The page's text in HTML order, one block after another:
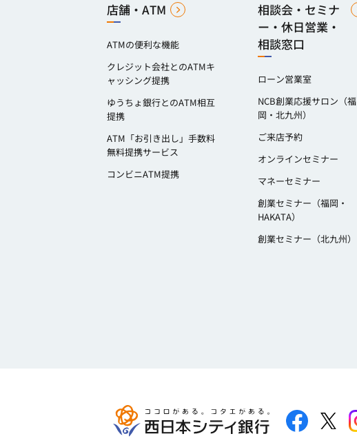
店舗・ATM
ATMの便利な機能
クレジット会社とのATMキ
ャッシング提携
ゆうちょ銀行とのATM相互
提携
ATM「お引き出し」手数料
無料提携サービス
コンビニATM提携
相談会・セミナ
ー・休日営業・
相談窓口
ローン営業室
NCB創業応援サロン（福
岡・北九州）
ご来店予約
オンラインセミナー
マネーセミナー
創業セミナー（福岡・
HAKATA）
創業セミナー（北九州）